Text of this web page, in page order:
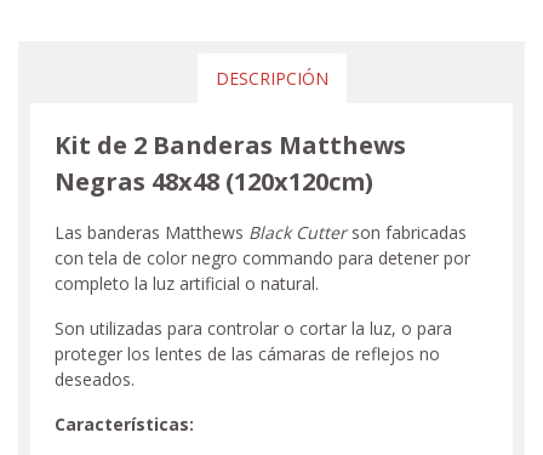
DESCRIPCIÓN
Kit de 2 Banderas Matthews
Negras 48x48 (120x120cm)
Las banderas Matthews Black Cutterson fabricadas
con tela de color negro commando para detener por
completo la luz artificial o natural.
Son utilizadas para controlar o cortar la luz, o para
proteger los lentes de las cámaras de reflejos no
deseados.
Características: